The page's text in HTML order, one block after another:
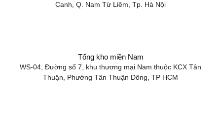
Canh, Q. Nam Từ Liêm, Tp. Hà Nội
Tổng kho miền Nam
WS-04, Đường số 7, khu thương mại Nam thuộc KCX Tân
Thuận, Phường Tân Thuận Đông, TP HCM